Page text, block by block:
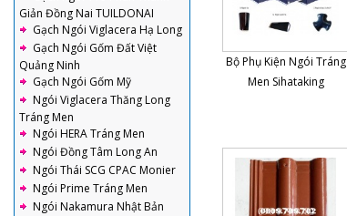
Giản Đồng Nai TUILDONAI
Gạch Ngói Viglacera Hạ Long
Gạch Ngói Gốm Đất Việt
Quảng Ninh
Gạch Ngói Gốm Mỹ
Ngói Viglacera Thăng Long
Tráng Men
Ngói HERA Tráng Men
Ngói Đồng Tâm Long An
Ngói Thái SCG CPAC Monier
Ngói Prime Tráng Men
Ngói Nakamura Nhật Bản
Bộ Phụ Kiện Ngói Tráng
Men Sihataking